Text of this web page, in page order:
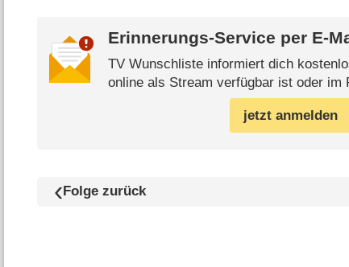
Erinnerungs-Service per E-
TV Wunschliste informiert dich
online als Stream verfügbar ist oder im
jetzt anmelden
Folge zurück